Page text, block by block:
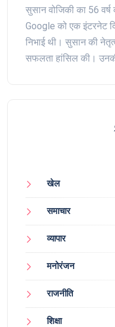
सुसान वोजिकी का 56
Google को एक इंटरनेट
निभाई थी। सुसान की
सफलता हांसिल की।
खेल
समाचार
व्यापार
मनोरंजन
राजनीति
शिक्षा